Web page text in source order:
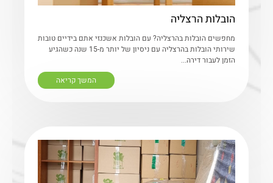
הובלות הרצליה
מחפשים הובלות בהרצליה? עם הובלות אשכנזי אתם בידיים טובות
שירותי הובלות בהרצליה עם ניסיון של יותר מ-15 שנה כשהגיע
הזמן לעבור דירה...
המשך קריאה